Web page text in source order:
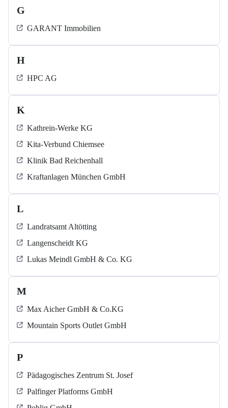
G
GARANT Immobilien
H
HPC AG
K
Kathrein-Werke KG
Kita-Verbund Chiemsee
Klinik Bad Reichenhall
Kraftanlagen München GmbH
L
Landratsamt Altötting
Langenscheidt KG
Lukas Meindl GmbH & Co. KG
M
Max Aicher GmbH & Co.KG
Mountain Sports Outlet GmbH
P
Pädagogisches Zentrum St. Josef
Palfinger Platforms GmbH